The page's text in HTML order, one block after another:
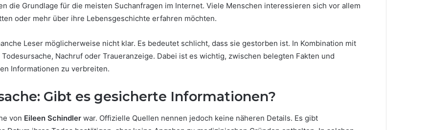
die Grundlage für die meisten Suchanfragen im Internet. Viele Menschen interessieren sich vor allem
oder mehr über ihre Lebensgeschichte erfahren möchten.
Leser möglicherweise nicht klar. Es bedeutet schlicht, dass sie gestorben ist. In Kombination mit
Nachruf oder Traueranzeige. Dabei ist es wichtig, zwischen belegten Fakten und
Informationen zu verbreiten.
Gibt es gesicherte Informationen?
von Eileen Schindler war. Offizielle Quellen nennen jedoch keine näheren Details. Es gibt